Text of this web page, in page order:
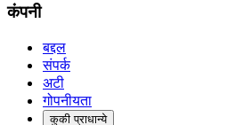
कंपनी
बद्दल
संपर्क
अटी
गोपनीयता
कुकी प्राधान्ये